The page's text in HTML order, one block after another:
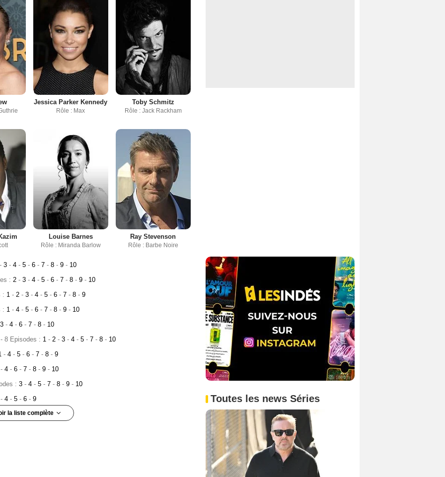
Jessica Parker Kennedy
Rôle : Max
Toby Schmitz
Rôle : Jack Rackham
Louise Barnes
Rôle : Miranda Barlow
Ray Stevenson
Rôle : Barbe Noire
- 3 - 4 - 5 - 6 - 7 - 8 - 9 - 10
: 2 - 3 - 4 - 5 - 6 - 7 - 8 - 9 - 10
: 1 - 2 - 3 - 4 - 5 - 6 - 7 - 8 - 9
: 1 - 4 - 5 - 6 - 7 - 8 - 9 - 10
3 - 4 - 6 - 7 - 8 - 10
- 8 Episodes : 1 - 2 - 3 - 4 - 5 - 7 - 8 - 10
- 4 - 5 - 6 - 7 - 8 - 9
- 4 - 6 - 7 - 8 - 9 - 10
: 3 - 4 - 5 - 7 - 8 - 9 - 10
- 4 - 5 - 6 - 9
la liste complète
Toutes les news Séries